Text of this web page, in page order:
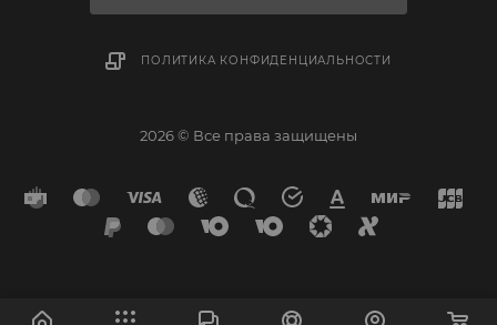
ПОЛИТИКА КОНФИДЕНЦИАЛЬНОСТИ
2026 © Все права защищены